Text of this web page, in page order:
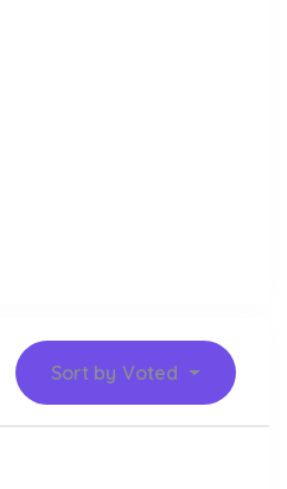
Sort by Voted